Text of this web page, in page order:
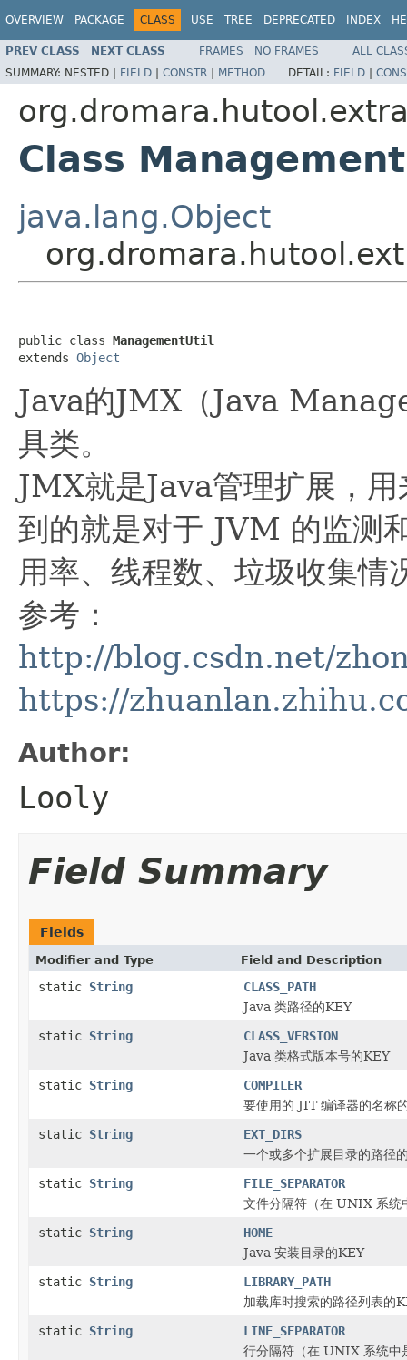
OVERVIEW PACKAGE CLASS USE TREE DEPRECATED INDEX
PREV CLASS NEXT CLASS FRAMES NO FRAMES
ALL
SUMMARY: NESTED | FIELD | CONSTR | METHOD DETAIL: FIELD |
Class
java.lang.Object
public class ManagementUtil
extends Object
Java的JMX（Java
具类。
JMX就是Java管理扩展，
到的就是对于 JVM 的监测
用率、线程数、垃圾收集情
参考：
http://blog.csdn.net/
https://
Author:
Looly
Field Summary
Fields
Modifier and Type Field and Description
static String
CLASS_PATH
Java 类路径的KEY
static String
CLASS_VERSION
Java 类格式版本号的KEY
static String
COMPILER
要使用的 JIT 编译器的名称
static String
EXT_DIRS
一个或多个扩展目录的路径
static String
FILE_SEPARATOR
文件分隔符（在 UNIX 系统
static String
HOME
Java 安装目录的KEY
static String
LIBRARY_PATH
加载库时搜索的路径列表的
static String
LINE_SEPARATOR
行分隔符（在 UNIX 系统中